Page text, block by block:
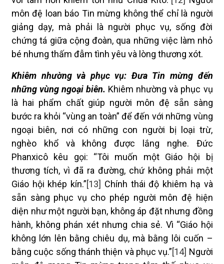
môn đệ loan báo Tin mừng không thể chỉ là người
giảng dạy, mà phải là người phục vụ, sống đời
chứng tá giữa cộng đoàn, qua những việc làm nhỏ
bé nhưng thấm đẫm tình yêu và lòng thương xót.
Khiêm nhường và phục vụ: Đưa Tin mừng đến
những vùng ngoại biên. Khiêm nhường và phục vụ
là hai phẩm chất giúp người môn đệ sẵn sàng
bước ra khỏi “vùng an toàn” để đến với những vùng
ngoại biên, nơi có những con người bị loại trừ,
nghèo khổ và không được lắng nghe. Đức
Phanxicô kêu gọi: “Tôi muốn một Giáo hội bị
thương tích, vì đã ra đường, chứ không phải một
Giáo hội khép kín.”[13] Chính thái độ khiêm hạ và
sẵn sàng phục vụ cho phép người môn đệ hiện
diện như một người bạn, không áp đặt nhưng đồng
hành, không phán xét nhưng chia sẻ. Vì “Giáo hội
không lớn lên bằng chiêu dụ, mà bằng lôi cuốn –
bằng cuộc sống thánh thiện và phục vụ.”[14] Người